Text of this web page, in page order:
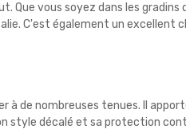
Que vous soyez dans les
C'est également un
de nombreuses tenues. Il
style décalé et sa protection